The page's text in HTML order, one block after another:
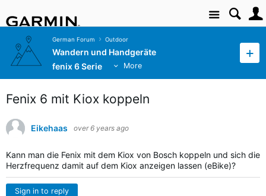
Site
German Forum Outdoor
Wandern und Handgeräte
fenix 6 Serie
More
Fenix 6 mit Kiox koppeln
Eikehaas over 6 years ago
Kann man die Fenix mit dem Kiox von Bosch koppeln und sich die
Herzfrequenz damit auf dem Kiox anzeigen lassen (eBike)?
Sign in to reply